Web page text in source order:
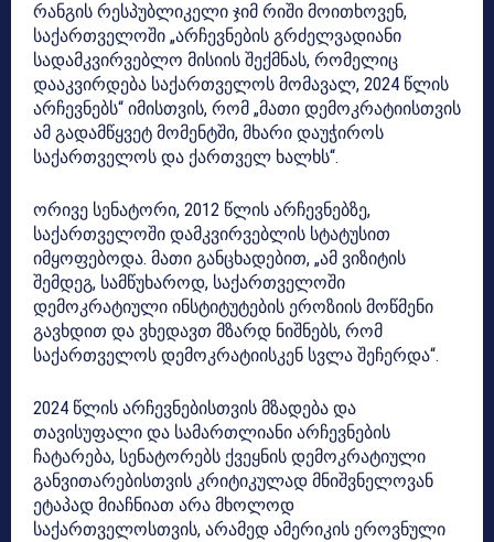
რანგის რესპუბლიკელი ჯიმ რიში მოითხოვენ,
საქართველოში „არჩევნების გრძელვადიანი
სადამკვირვებლო მისიის შექმნას, რომელიც
დააკვირდება საქართველოს მომავალ, 2024 წლის
არჩევნებს“ იმისთვის, რომ „მათი დემოკრატიისთვის
ამ გადამწყვეტ მომენტში, მხარი დაუჭიროს
საქართველოს და ქართველ ხალხს“.
ორივე სენატორი, 2012 წლის არჩევნებზე,
საქართველოში დამკვირვებლის სტატუსით
იმყოფებოდა. მათი განცხადებით, „ამ ვიზიტის
შემდეგ, სამწუხაროდ, საქართველოში
დემოკრატიული ინსტიტუტების ეროზიის მოწმენი
გავხდით და ვხედავთ მზარდ ნიშნებს, რომ
საქართველოს დემოკრატიისკენ სვლა შეჩერდა“.
2024 წლის არჩევნებისთვის მზადება და
თავისუფალი და სამართლიანი არჩევნების
ჩატარება, სენატორებს ქვეყნის დემოკრატიული
განვითარებისთვის კრიტიკულად მნიშვნელოვან
ეტაპად მიაჩნიათ არა მხოლოდ
საქართველოსთვის, არამედ ამერიკის ეროვნული